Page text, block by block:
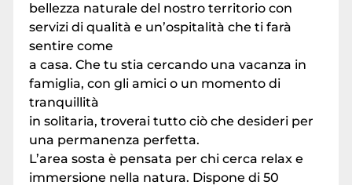
bellezza naturale del nostro territorio con
servizi di qualità e un’ospitalità che ti farà
sentire come
a casa. Che tu stia cercando una vacanza in
famiglia, con gli amici o un momento di
tranquillità
in solitaria, troverai tutto ciò che desideri per
una permanenza perfetta.
L’area sosta è pensata per chi cerca relax e
immersione nella natura. Dispone di 50